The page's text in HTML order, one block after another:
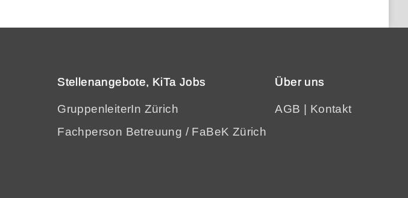
Stellenangebote, KiTa Jobs
GruppenleiterIn Zürich
Fachperson Betreuung / FaBeK Zürich
Über uns
AGB | Kontakt